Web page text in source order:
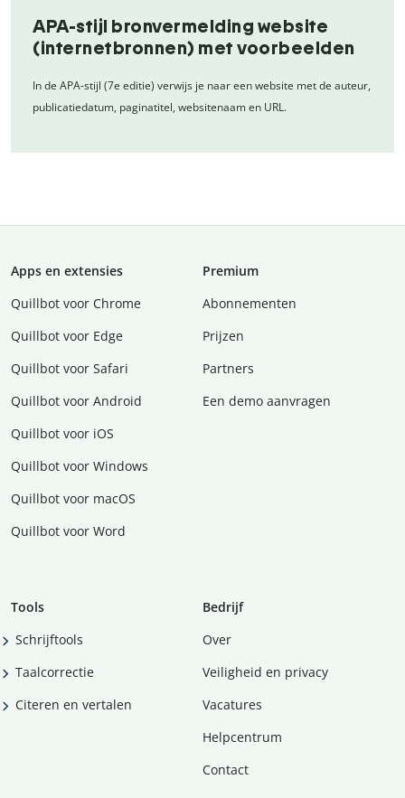
APA-stijl bronvermelding website
(internetbronnen) met voorbeelden
In de APA-stijl (7e editie) verwijs je naar een website met de auteur,
publicatiedatum, paginatitel, websitenaam en URL.
Apps en extensies
Quillbot voor Chrome
Quillbot voor Edge
Quillbot voor Safari
Quillbot voor Android
Quillbot voor iOS
Quillbot voor Windows
Quillbot voor macOS
Quillbot voor Word
Premium
Abonnementen
Prijzen
Partners
Een demo aanvragen
Tools
Schrijftools
Taalcorrectie
Citeren en vertalen
Bedrijf
Over
Veiligheid en privacy
Vacatures
Helpcentrum
Contact